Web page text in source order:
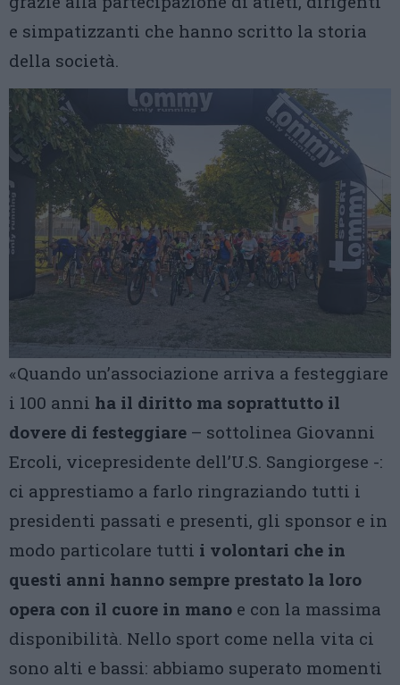
e simpatizzanti che hanno scritto la storia
della società.
«Quando un’associazione arriva a festeggiare
i 100 anni ha il diritto ma soprattutto il
dovere di festeggiare – sottolinea Giovanni
Ercoli, vicepresidente dell’U.S. Sangiorgese -:
ci apprestiamo a farlo ringraziando tutti i
presidenti passati e presenti, gli sponsor e in
modo particolare tutti i volontari che in
questi anni hanno sempre prestato la loro
opera con il cuore in mano e con la massima
disponibilità. Nello sport come nella vita ci
sono alti e bassi: abbiamo superato momenti